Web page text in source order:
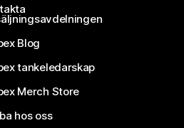
Blog
tankeledarskap
Merch Store
hos oss